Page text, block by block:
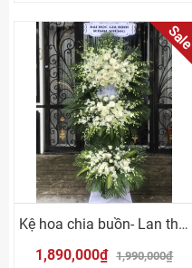
Sale
Kệ hoa chia buồn- Lan thái trắng
1,890,000₫ 1,990,000₫